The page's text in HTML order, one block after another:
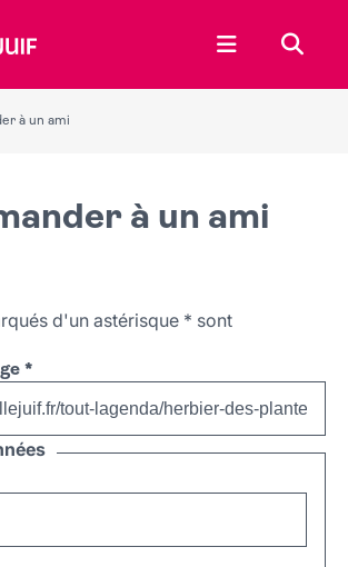
Ouvrir le
à un ami
à un ami
d'un astérisque * sont
*